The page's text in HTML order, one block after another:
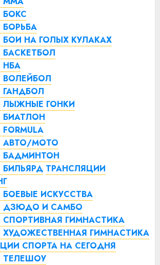
БОКС
НА ГОЛЫХ КУЛАКАХ
НБА
ВОЛЕЙБОЛ
ЛЫЖНЫЕ ГОНКИ
БИАТЛОН
АВТО/МОТО
БАДМИНТОН
ТРАНСЛЯЦИИ
ИСКУССТВА
ДЗЮДО И САМБО
ГИМНАСТИКА
ХУДОЖЕСТВЕННАЯ ГИМНАСТИКА
СПОРТА НА СЕГОДНЯ
ТЕЛЕШОУ